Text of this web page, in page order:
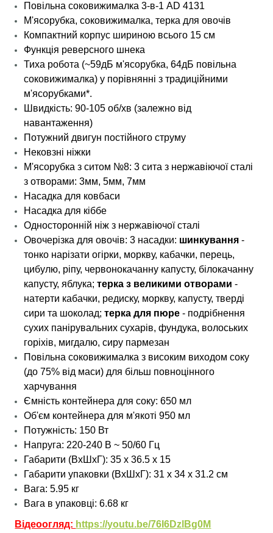
Повільна соковижималка 3-в-1 AD 4131
М'ясорубка, соковижималка, терка для овочів
Компактний корпус шириною всього 15 см
Функція реверсного шнека
Тиха робота (~59дБ м'ясорубка, 64дБ повільна
соковижималка) у порівнянні з традиційними
м'ясорубками*.
Швидкість: 90-105 об/хв (залежно від
навантаження)
Потужний двигун постійного струму
Нековзні ніжки
М'ясорубка з ситом №8: 3 сита з нержавіючої сталі
з отворами: 3мм, 5мм, 7мм
Насадка для ковбаси
Насадка для кіббе
Односторонній ніж з нержавіючої сталі
Овочерізка для овочів: 3 насадки: шинкування -
тонко нарізати огірки, моркву, кабачки, перець,
цибулю, ріпу, червонокачанну капусту, білокачанну
капусту, яблука;терка з великими отворами -
натерти кабачки, редиску, моркву, капусту, тверді
сири та шоколад;терка для пюре - подрібнення
сухих панірувальних сухарів, фундука, волоських
горіхів, мигдалю, сиру пармезан
Повільна соковижималка з високим виходом соку
(до 75% від маси) для більш повноцінного
харчування
Ємність контейнера для соку: 650 мл
Об'єм контейнера для м'якоті 950 мл
Потужність: 150 Вт
Напруга: 220-240 В ~ 50/60 Гц
Габарити (ВхШхГ): 35 х 36.5 х 15
Габарити упаковки (ВхШхГ): 31 х 34 x 31.2 см
Вага: 5.95 кг
Вага в упаковці: 6.68 кг
Відеоогляд: https://youtu.be/76I6DzlBg0M